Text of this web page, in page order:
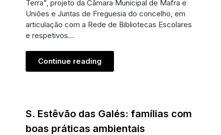
Terra”, projeto da Câmara Municipal de Mafra e
Uniões e Juntas de Freguesia do concelho, em
articulação com a Rede de Bibliotecas Escolares
e respetivos…
Continue reading
S. Estêvão das Galés: famílias com
boas práticas ambientais